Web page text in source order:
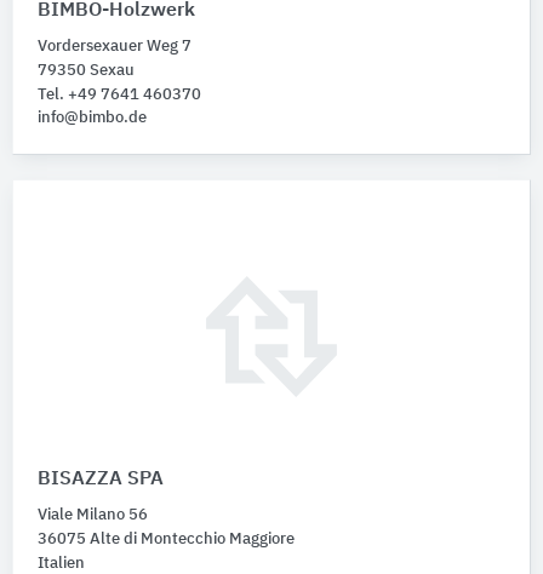
BIMBO-Holzwerk
Vordersexauer Weg 7
79350 Sexau
Tel. +49 7641 460370
info@bimbo.de
BISAZZA SPA
Viale Milano 56
36075 Alte di Montecchio Maggiore
Italien